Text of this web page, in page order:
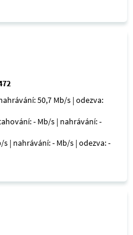
50,7 Mb/s | odezva:
- Mb/s | nahrávání: -
s | nahrávání: - Mb/s | odezva: -